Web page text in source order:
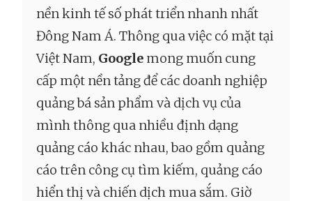
nền kinh tế số phát triển nhanh nhất
Đông Nam Á. Thông qua việc có mặt tại
Việt Nam, Google mong muốn cung
cấp một nền tảng để các doanh nghiệp
quảng bá sản phẩm và dịch vụ của
mình thông qua nhiều định dạng
quảng cáo khác nhau, bao gồm quảng
cáo trên công cụ tìm kiếm, quảng cáo
hiển thị và chiến dịch mua sắm. Giờ